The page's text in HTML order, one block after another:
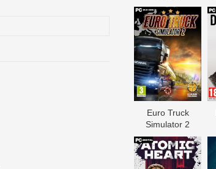
Euro Truck
Simulator 2